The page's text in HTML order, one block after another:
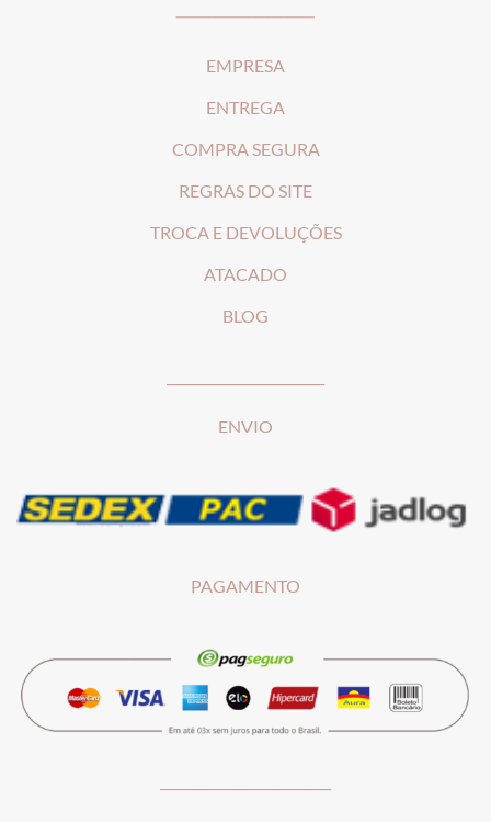
EMPRESA
ENTREGA
COMPRA SEGURA
REGRAS DO SITE
TROCA E DEVOLUÇÕES
ATACADO
BLOG
ENVIO
PAGAMENTO